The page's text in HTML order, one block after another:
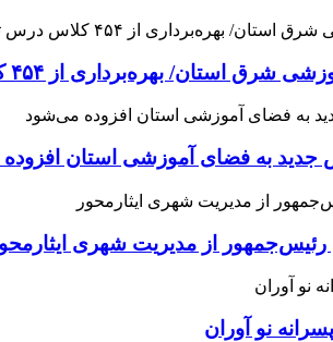
از ۴۵۴ کلاس درس تا مهرماه
رئیس‌جمهور از مدیریت شهری
نو آوران